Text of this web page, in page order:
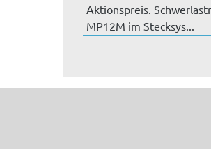
Aktionspreis.
MP12M im Stecksys...